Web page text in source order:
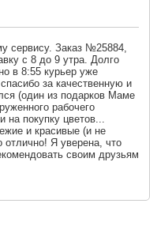
сервису. Заказ №25884,
с 8 до 9 утра. Долго
в 8:55 курьер уже
за качественную и
(один из подарков Маме
рабочего
покупку цветов...
и красивые (и не
Я уверена, что
своим друзьям